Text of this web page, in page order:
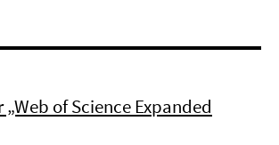
of Science Expanded